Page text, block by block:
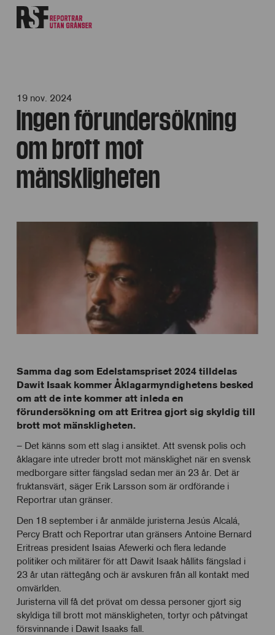
19 nov. 2024
Ingen förundersökning
om brott mot
mänskligheten
Samma dag som Edelstamspriset 2024 tilldelas
Dawit Isaak kommer Åklagarmyndighetens besked
om att de inte kommer att inleda en
förundersökning om att Eritrea gjort sig skyldig till
brott mot mänskligheten.
– Det känns som ett slag i ansiktet. Att svensk polis och
åklagare inte utreder brott mot mänsklighet när en svensk
medborgare sitter fängslad sedan mer än 23 år. Det är
fruktansvärt, säger Erik Larsson som är ordförande i
Reportrar utan gränser.
Den 18 september i år anmälde juristerna Jesús Alcalá,
Percy Bratt och Reportrar utan gränsers Antoine Bernard
Eritreas president Isaias Afewerki och flera ledande
politiker och militärer för att Dawit Isaak hållits fängslad i
23 år utan rättegång och är avskuren från all kontakt med
omvärlden.
Juristerna vill få det prövat om dessa personer gjort sig
skyldiga till brott mot mänskligheten, tortyr och påtvingat
försvinnande i Dawit Isaaks fall.